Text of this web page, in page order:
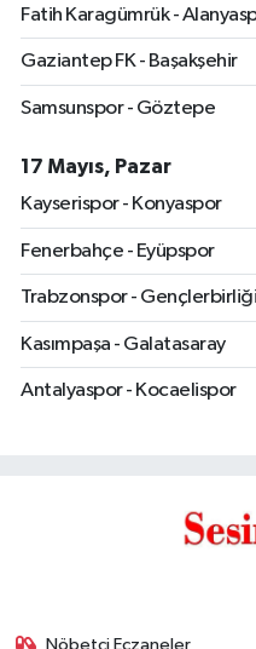
Fatih Karagümrük -
Gaziantep FK - Başakşehir
Samsunspor - Göztepe
17 Mayıs, Pazar
Kayserispor - Konyaspor
Fenerbahçe - Eyüpspor
Trabzonspor - Gençlerbirliği
Kasımpaşa - Galatasaray
Antalyaspor - Kocaelispor
Nöbetçi Eczaneler